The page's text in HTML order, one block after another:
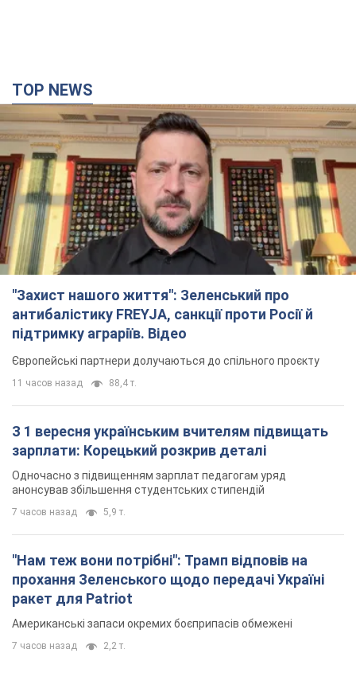
антибалістику FREYJA, санкції проти Росії й
підтримку аграріїв. Відео
Європейські партнери долучаються до спільного проєкту
11 часов назад 88,4 т.
З 1 вересня українським вчителям підвищать
зарплати: Корецький розкрив деталі
Одночасно з підвищенням зарплат педагогам уряд
анонсував збільшення студентських стипендій
7 часов назад 5,9 т.
"Нам теж вони потрібні": Трамп відповів на
прохання Зеленського щодо передачі Україні
ракет для Patriot
7 часов назад 2,2 т.